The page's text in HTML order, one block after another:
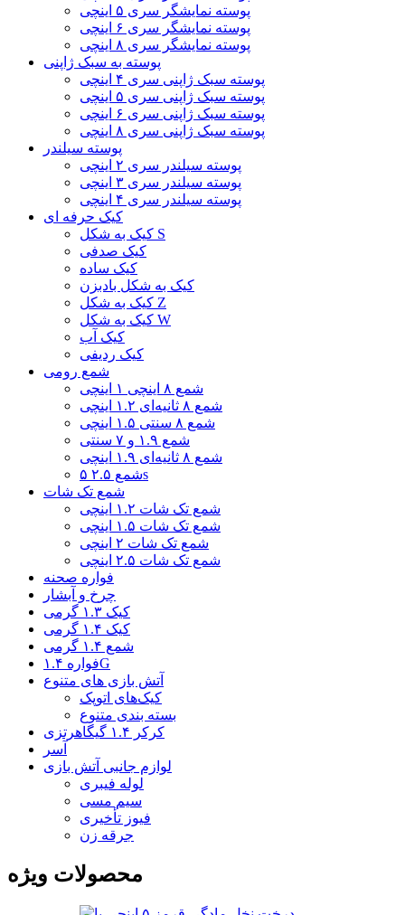
پوسته نمایشگر سری ۵ اینچی
پوسته نمایشگر سری ۶ اینچی
پوسته نمایشگر سری ۸ اینچی
پوسته به سبک ژاپنی
پوسته سبک ژاپنی سری ۴ اینچی
پوسته سبک ژاپنی سری ۵ اینچی
پوسته سبک ژاپنی سری ۶ اینچی
پوسته سبک ژاپنی سری ۸ اینچی
پوسته سیلندر
پوسته سیلندر سری ۲ اینچی
پوسته سیلندر سری ۳ اینچی
پوسته سیلندر سری ۴ اینچی
کیک حرفه ای
کیک به شکل S
کیک صدفی
کیک ساده
کیک به شکل بادبزن
کیک به شکل Z
کیک به شکل W
کیک آب
کیک ردیفی
شمع رومی
شمع ۸ اینچی ۱ اینچی
شمع ۸ ثانیه‌ای ۱.۲ اینچی
شمع ۸ سنتی ۱.۵ اینچی
شمع ۱.۹ و ۷ سنتی
شمع ۸ ثانیه‌ای ۱.۹ اینچی
شمع ۲.۵ ۵s
شمع تک شات
شمع تک شات ۱.۲ اینچی
شمع تک شات ۱.۵ اینچی
شمع تک شات ۲ اینچی
شمع تک شات ۲.۵ اینچی
فواره صحنه
چرخ و آبشار
کیک ۱.۳ گرمی
کیک ۱.۴ گرمی
شمع ۱.۴ گرمی
فواره ۱.۴G
آتش بازی های متنوع
کیک‌های اتوپک
بسته بندی متنوع
کرکر ۱.۴ گیگاهرتزی
آسر
لوازم جانبی آتش بازی
لوله فیبری
سیم مسی
فیوز تأخیری
جرقه زن
محصولات ویژه